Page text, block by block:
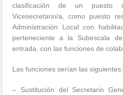
clasificación de un puesto
Vicesecretario/a, como puesto
Administración Local con
perteneciente a la Subescala
entrada, con las funciones de
Las funciones serían las siguientes:
– Sustitución del Secretario